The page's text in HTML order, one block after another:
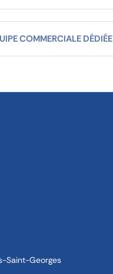
COMMERCIALE DÉDIÉE
Saint-Georges